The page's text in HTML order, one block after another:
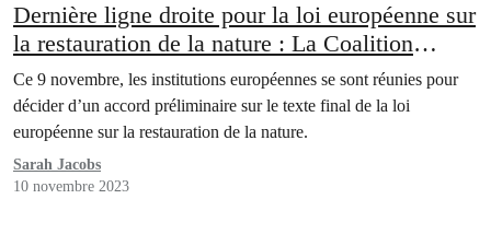
Dernière ligne droite pour la loi européenne sur
la restauration de la nature : La Coalition
Biodiversité appelle la Belgique à approuver
l’accord préliminaire
Ce 9 novembre, les institutions européennes se sont réunies pour
décider d’un accord préliminaire sur le texte final de la loi
européenne sur la restauration de la nature.
Sarah Jacobs
10 novembre 2023